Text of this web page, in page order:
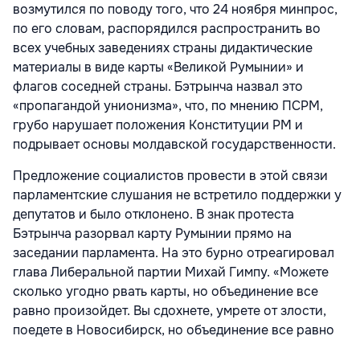
возмутился по поводу того, что 24 ноября минпрос,
по его словам, распорядился распространить во
всех учебных заведениях страны дидактические
материалы в виде карты «Великой Румынии» и
флагов соседней страны. Бэтрынча назвал это
«пропагандой унионизма», что, по мнению ПСРМ,
грубо нарушает положения Конституции РМ и
подрывает основы молдавской государственности.
Предложение социалистов провести в этой связи
парламентские слушания не встретило поддержки у
депутатов и было отклонено. В знак протеста
Бэтрынча разорвал карту Румынии прямо на
заседании парламента. На это бурно отреагировал
глава Либеральной партии Михай Гимпу. «Можете
сколько угодно рвать карты, но объединение все
равно произойдет. Вы сдохнете, умрете от злости,
поедете в Новосибирск, но объединение все равно